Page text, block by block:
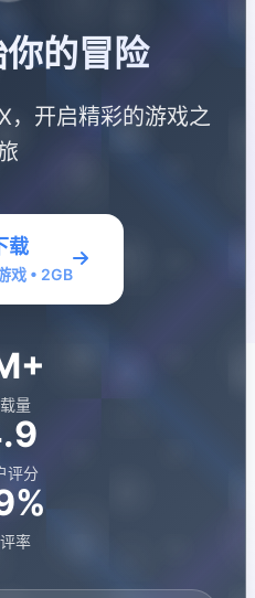
的冒险
，开启精彩的游戏之
载
戏 • 2GB
量
评分
率